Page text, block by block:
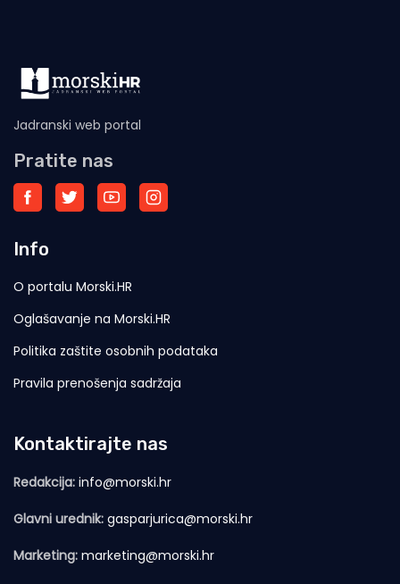
Jadranski web portal
Pratite nas
Info
O portalu Morski.HR
Oglašavanje na Morski.HR
Politika zaštite osobnih podataka
Pravila prenošenja sadržaja
Kontaktirajte nas
Redakcija: info@morski.hr
Glavni urednik: gasparjurica@morski.hr
Marketing: marketing@morski.hr